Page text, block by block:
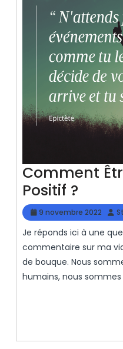
Comment
Positif ?
Être
Positif
?
9 novembre 2022
9
2022
Je réponds ici à une question arrivée en
commentaire sur ma
de bouque. Nous
humains, nous sommes